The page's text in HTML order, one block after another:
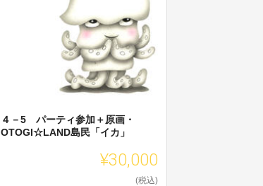
４－5 パーティ参加＋原画・
OTOGI☆LAND島民「イカ」
¥30,000
(税込)